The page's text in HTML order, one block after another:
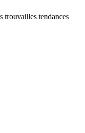
trouvailles tendances